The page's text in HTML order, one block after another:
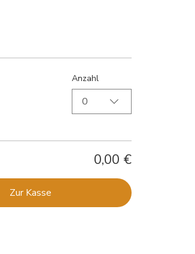
Anzahl
0
0,00 €
Zur Kasse